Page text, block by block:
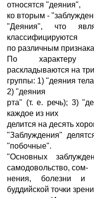
относятся "деяния",
ко вторым -
"Деяния", что
классифицируются
по различным
По характеру
раскладываются на три
группы: 1) "деяния
2) "деяния
рта" (т. е. речь); 3)
каждое из них
делится на десять
"Заблуждения"
"побочные".
"Основных
самодовольство, сом-
нения, болезни и
буддийской точки